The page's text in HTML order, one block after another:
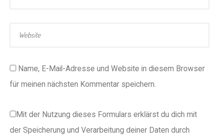
Name, E-Mail-Adresse und Website in diesem Browser
für meinen nächsten Kommentar speichern.
Mit der Nutzung dieses Formulars erklärst du dich mit
der Speicherung und Verarbeitung deiner Daten durch